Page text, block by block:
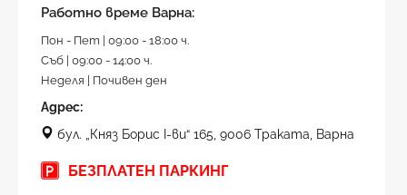
Работно време Варна:
Пон - Пет | 09:00 - 18:00 ч.
Съб | 09:00 - 14:00 ч.
Неделя | Почивен ден
Адрес:
бул. „Княз Борис I-ви“ 165, 9006 Траката, Варна
БЕЗПЛАТЕН ПАРКИНГ